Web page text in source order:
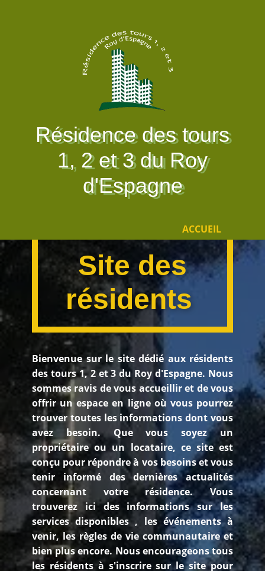
Résidence des tours
1, 2 et 3 du Roy
d'Espagne
ACCUEIL
Site des
résidents
Bienvenue sur le site dédié aux résidents
des tours 1, 2 et 3 du Roy d'Espagne. Nous
sommes ravis de vous accueillir et de vous
offrir un espace en ligne où vous pourrez
trouver toutes les informations dont vous
avez besoin. Que vous soyez un
propriétaire ou un locataire, ce site est
conçu pour répondre à vos besoins et vous
tenir informé des dernières actualités
concernant votre résidence. Vous
trouverez ici des informations sur les
services disponibles , les événements à
venir, les règles de vie communautaire et
bien plus encore. Nous encourageons tous
les résidents à s'inscrire sur le site pour